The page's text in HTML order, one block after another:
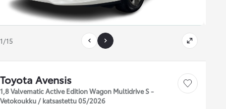
1/15
Toyota Avensis
1,8 Valvematic Active Edition Wagon Multidrive S -
Vetokoukku / katsastettu 05/2026
Tallenna auto